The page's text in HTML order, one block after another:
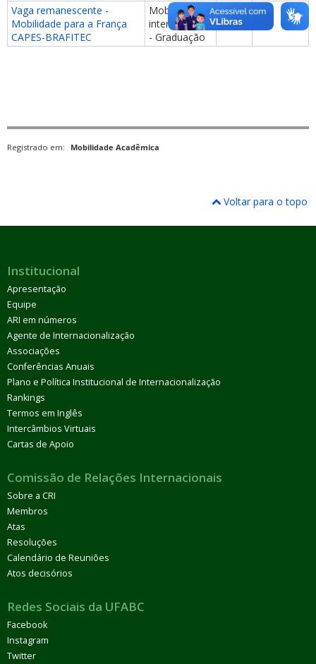
Vaga remanescente -
Mobilidade para a França
CAPES-BRAFITEC
Mobilidade
internacional
- Graduação
1
Registrado em: Mobilidade Acadêmica
Voltar para o topo
Institucional
Apresentação
Equipe
ARI em números
Agente de Internacionalização
Associações
Conferências Anuais
Plano e Política Institucional de Internacionalização
Rankings
Termos em Inglês
Intercâmbios Virtuais
Cartas de Apoio
Comissão de Relações Internacionais
Sobre a CRI
Membros
Atas
Resoluções
Calendário de Reuniões
Atos decisórios
Redes Sociais da UFABC
Facebook
Instagram
Twitter